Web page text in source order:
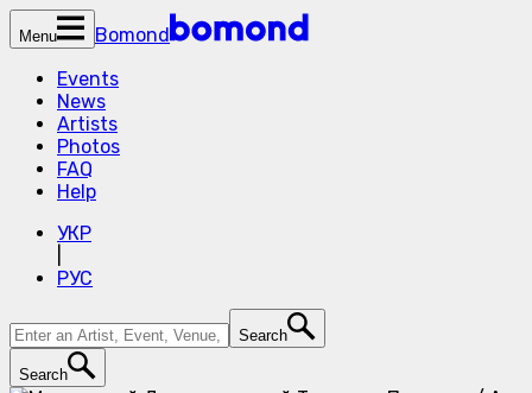
Menu
Bomond
Events
News
Artists
Photos
FAQ
Help
УКР
РУС
Search
Search